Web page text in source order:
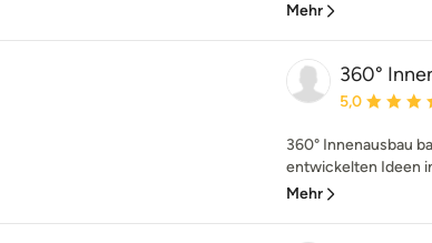
Mehr
360°
5,0
360° Innenausbau
entwickelten Ideen
Mehr